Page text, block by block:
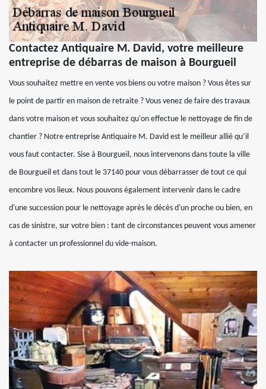
Contactez Antiquaire M. David, votre meilleure
entreprise de débarras de maison à Bourgueil
Vous souhaitez mettre en vente vos biens ou votre maison ? Vous êtes sur
le point de partir en maison de retraite ? Vous venez de faire des travaux
dans votre maison et vous souhaitez qu'on effectue le nettoyage de fin de
chantier ? Notre entreprise Antiquaire M. David est le meilleur allié qu’il
vous faut contacter. Sise à Bourgueil, nous intervenons dans toute la ville
de Bourgueil et dans tout le 37140 pour vous débarrasser de tout ce qui
encombre vos lieux. Nous pouvons également intervenir dans le cadre
d'une succession pour le nettoyage après le décès d'un proche ou bien, en
cas de sinistre, sur votre bien : tant de circonstances peuvent vous amener
à contacter un professionnel du vide-maison.